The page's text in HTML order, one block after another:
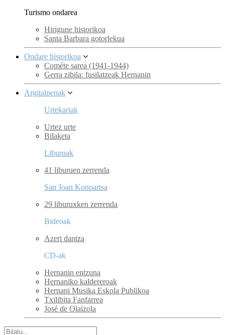
Turismo ondarea
Hirigune historikoa
Santa Barbara gotorlekua
Ondare historikoa
Cométe sarea (1941-1944)
Gerra zibila: fusilatzeak Hernanin
Argitalpenak
Urtekariak
Urtez urte
Bilaketa
Liburuak
41 liburuen zerrenda
San Joan Konpartsa
29 liburuxken zerrenda
Bideoak
Azeri dantza
CD-ak
Hernanin entzuna
Hernaniko kaldereroak
Hernani Musika Eskola Publikoa
Txilibita Fanfarrea
José de Olaizola